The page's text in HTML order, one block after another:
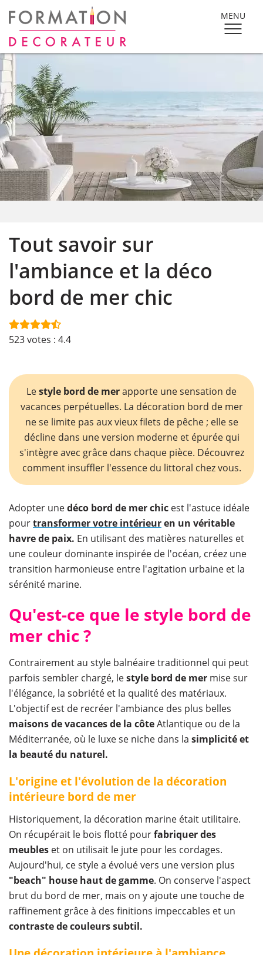
MENU
Tout savoir sur
l'ambiance et la déco
bord de mer chic
523votes : 4.4
Lestyle bord de merapporte une sensation de
vacances perpétuelles. La décoration bord de mer
ne se limite pas aux vieux filets de pêche ; elle se
décline dans une version moderne et épurée qui
s'intègre avec grâce dans chaque pièce. Découvrez
comment insuffler l'essence du littoral chez vous.
Adopter unedéco bord de mer chic est l'astuce idéale
pourtransformer votre intérieuren un véritable
havre de paix. En utilisant des matières naturelles et
une couleur dominante inspirée de l'océan, créez une
transition harmonieuse entre l'agitation urbaine et la
sérénité marine.
Qu'est-ce que le style bord de
mer chic ?
Contrairement au style balnéaire traditionnel qui peut
parfois sembler chargé, lestyle bord de mer mise sur
l'élégance, la sobriété et la qualité des matériaux.
L'objectif est de recréer l'ambiance des plus belles
maisons de vacances de la côteAtlantique ou de la
Méditerranée, où le luxe se niche dans la simplicité et
la beauté du naturel.
L'origine et l'évolution de la décoration
intérieure bord de mer
Historiquement, la décoration marine était utilitaire.
On récupérait le bois flotté pourfabriquer des
meubles et on utilisait le jute pour les cordages.
Aujourd'hui, ce style a évolué vers une version plus
"beach" house haut de gamme. On conserve l'aspect
brut du bord de mer, mais on y ajoute une touche de
raffinement grâce à des finitions impeccables et un
contraste de couleurs subtil.